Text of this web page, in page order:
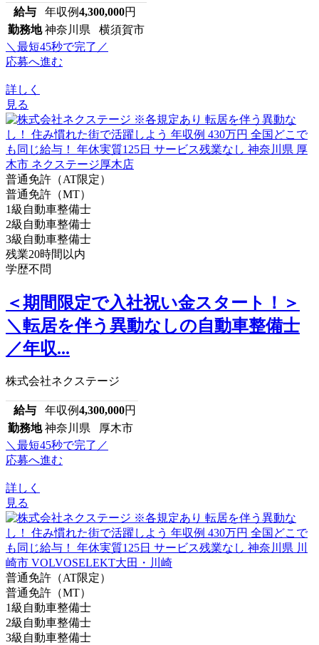
給与 年収例4,300,000円
勤務地 神奈川県 横須賀市
＼最短45秒で完了／
応募へ進む
詳しく
見る
普通免許（AT限定）
普通免許（MT）
1級自動車整備士
2級自動車整備士
3級自動車整備士
残業20時間以内
学歴不問
＜期間限定で入社祝い金スタート！＞
＼転居を伴う異動なしの自動車整備士
／年収...
株式会社ネクステージ
給与 年収例4,300,000円
勤務地 神奈川県 厚木市
＼最短45秒で完了／
応募へ進む
詳しく
見る
普通免許（AT限定）
普通免許（MT）
1級自動車整備士
2級自動車整備士
3級自動車整備士